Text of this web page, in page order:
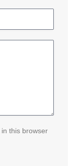
this browser